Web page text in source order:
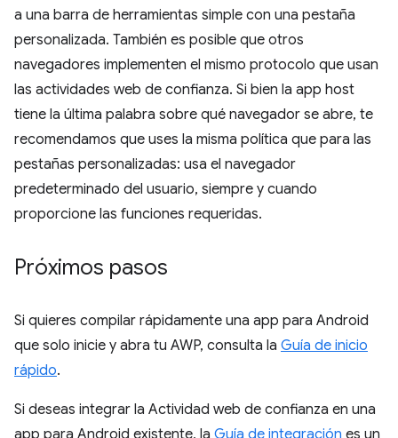
a una barra de herramientas simple con una pestaña
personalizada. También es posible que otros
navegadores implementen el mismo protocolo que usan
las actividades web de confianza. Si bien la app host
tiene la última palabra sobre qué navegador se abre, te
recomendamos que uses la misma política que para las
pestañas personalizadas: usa el navegador
predeterminado del usuario, siempre y cuando
proporcione las funciones requeridas.
Próximos pasos
Si quieres compilar rápidamente una app para Android
que solo inicie y abra tu AWP, consulta la Guía de inicio
rápido.
Si deseas integrar la Actividad web de confianza en una
app para Android existente, la Guía de integración es un